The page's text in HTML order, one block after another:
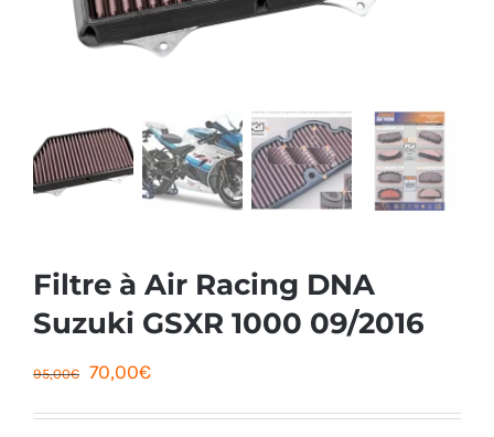
Filtre à Air Racing DNA
Suzuki GSXR 1000 09/2016
95,00€ Le
70,00€Le